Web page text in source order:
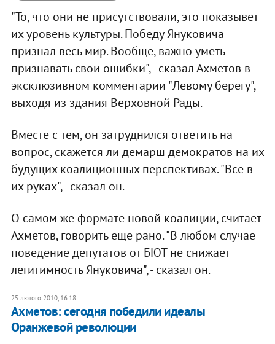
"То, что они не присутствовали, это показывет
их уровень культуры. Победу Януковича
признал весь мир. Вообще, важно уметь
признавать свои ошибки", - сказал Ахметов в
эксклюзивном комментарии "Левому берегу",
выходя из здания Верховной Рады.
Вместе с тем, он затруднился ответить на
вопрос, скажется ли демарш демократов на их
будущих коалиционных перспективах. "Все в
их руках", - сказал он.
О самом же формате новой коалиции, считает
Ахметов, говорить еще рано. "В любом случае
поведение депутатов от БЮТ не снижает
легитимность Януковича", - сказал он.
25 лютого 2010, 16:18
Ахметов: сегодня победили идеалы
Оранжевой революции